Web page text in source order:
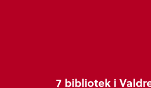
7 bibliotek i